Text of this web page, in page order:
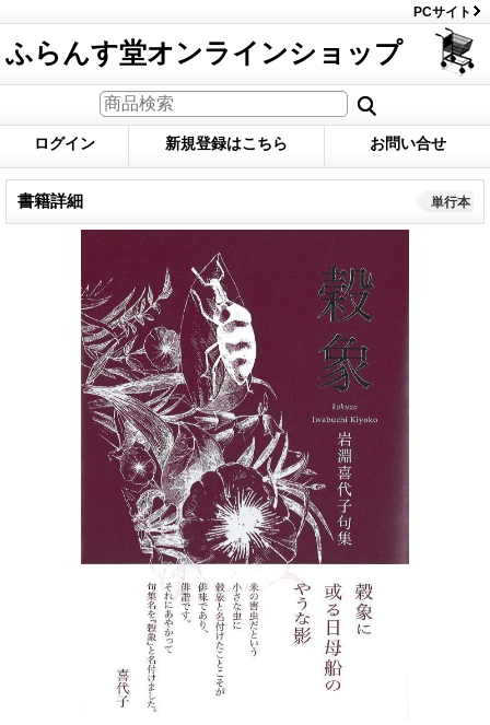
PCサイト
ふらんす堂オンラインショップ
ログイン 新規登録はこちら お問い合せ
書籍詳細 単行本